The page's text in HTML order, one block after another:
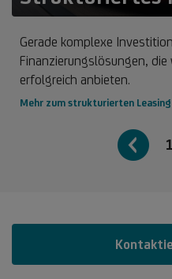
Gerade komplexe
Finanzierungslösungen,
erfolgreich anbieten.
Mehr zum strukturierten Leasing